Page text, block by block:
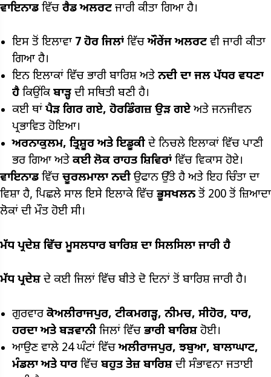
ਵਾਇਨਾਡ ਵਿੱਚ ਰੈਡ ਅਲਰਟ ਜਾਰੀ ਕੀਤਾ ਗਿਆ ਹੈ।
ਇਸ ਤੋਂ ਇਲਾਵਾ 7 ਹੋਰ ਜਿਲਾਂ ਵਿੱਚਔਰੇਂਜ ਅਲਰਟ ਵੀ ਜਾਰੀ ਕੀਤਾ
ਗਿਆ ਹੈ।
ਇਨ ਇਲਾਕਾਂ ਵਿੱਚ ਭਾਰੀ ਬਾਰਿਸ਼ ਅਤੇ ਨਦੀ ਦਾ ਜਲ ਪੱਧਰ ਵਧਣਾ
ਹੈ ਕਿਉਂਕਿ ਬਾੜ੍ਹ ਦੀ ਸਥਿਤੀ ਬਣੀ ਹੈ।
ਕਈ ਥਾਂ ਪੈੜ ਗਿਰ ਗਏ, ਹੋਰਡਿੰਗਜ਼ ਉੜ ਗਏਅਤੇ ਜਨਜੀਵਨ
ਪ੍ਰਭਾਵਿਤ ਹੋਇਆ।
ਅਰਨਾਕੁਲਮ, ਤ੍ਰਿਸ਼ੂਰ ਅਤੇ ਇਡੂਕੀ ਦੇ ਨਿਚਲੇ ਇਲਾਕਾਂ ਵਿੱਚ ਪਾਣੀ
ਭਰ ਗਿਆ ਅਤੇ ਕਈ ਲੋਕ ਰਾਹਤ ਸ਼ਿਵਿਰਾਂ ਵਿੱਚ ਵਿਕਾਸ ਹੋਏ।
ਵਾਇਨਾਡ ਵਿੱਚ ਚੂਰਲਮਾਲਾ ਨਦੀਉਫਾਨ ਉੱਤੇ ਹੈ ਅਤੇ ਇਹ ਚਿੰਤਾ ਦਾ
ਵਿਸ਼ਾ ਹੈ, ਪਿਛਲੇ ਸਾਲ ਇਸੇ ਇਲਾਕੇ ਵਿੱਚ ਭੂਸਖਲਨ ਤੋਂ 200 ਤੋਂ ਜ਼ਿਆਦਾ
ਲੋਕਾਂ ਦੀ ਮੌਤ ਹੋਈ ਸੀ।
ਮੱਧ ਪ੍ਰਦੇਸ਼ ਵਿੱਚ ਮੂਸਲਧਾਰ ਬਾਰਿਸ਼ ਦਾ ਸਿਲਸਿਲਾ ਜਾਰੀ ਹੈ
ਮੱਧ ਪ੍ਰਦੇਸ਼ ਦੇ ਕਈ ਜਿਲਾਂ ਵਿੱਚ ਬੀਤੇ ਦੋ ਦਿਨਾਂ ਤੋਂ ਬਾਰਿਸ਼ ਜਾਰੀ ਹੈ।
ਗੁਰਵਾਰ ਕੋਅਲੀਰਾਜਪੁਰ, ਟੀਕਮਗੜ੍ਹ, ਨੀਮਚ, ਸੀਹੋਰ, ਧਾਰ,
ਹਰਦਾ ਅਤੇ ਬੜਵਾਨੀ ਜਿਲਾਂ ਵਿੱਚ ਭਾਰੀ ਬਾਰਿਸ਼ ਹੋਈ।
ਆਉਣ ਵਾਲੇ 24 ਘੰਟਾਂ ਵਿੱਚਅਲੀਰਾਜਪੁਰ, ਝਬੁਆ, ਬਾਲਾਘਾਟ,
ਮੰਡਲਾ ਅਤੇ ਧਾਰ ਵਿੱਚ ਬਹੁਤ ਤੇਜ਼ ਬਾਰਿਸ਼ ਦੀ ਸੰਭਾਵਨਾ ਜਤਾਈ